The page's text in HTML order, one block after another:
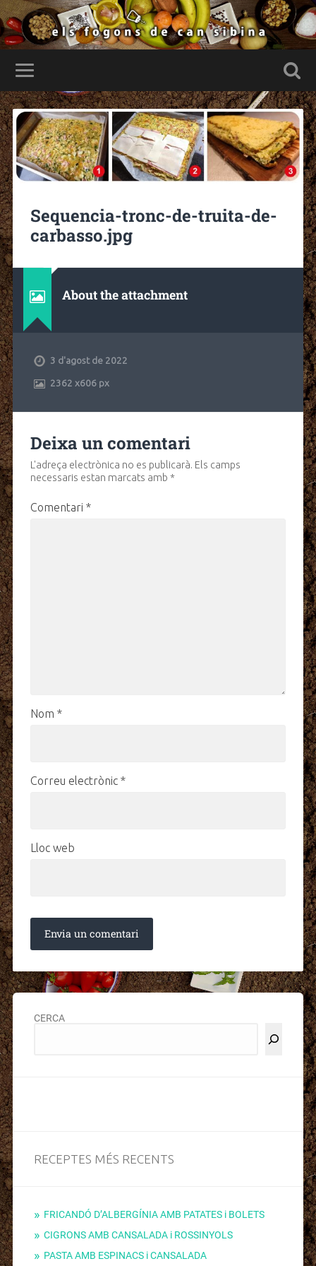
Sequencia-tronc-de-truita-de-
carbasso.jpg
About the attachment
3 d'agost de 2022
2362 x606 px
Deixa un comentari
L'adreça electrònica no es publicarà. Els camps
necessaris estan marcats amb *
Comentari *
Nom *
Correu electrònic *
Lloc web
CERCA
RECEPTES MÉS RECENTS
FRICANDÓ D’ALBERGÍNIA AMB PATATES i BOLETS
CIGRONS AMB CANSALADA i ROSSINYOLS
PASTA AMB ESPINACS i CANSALADA